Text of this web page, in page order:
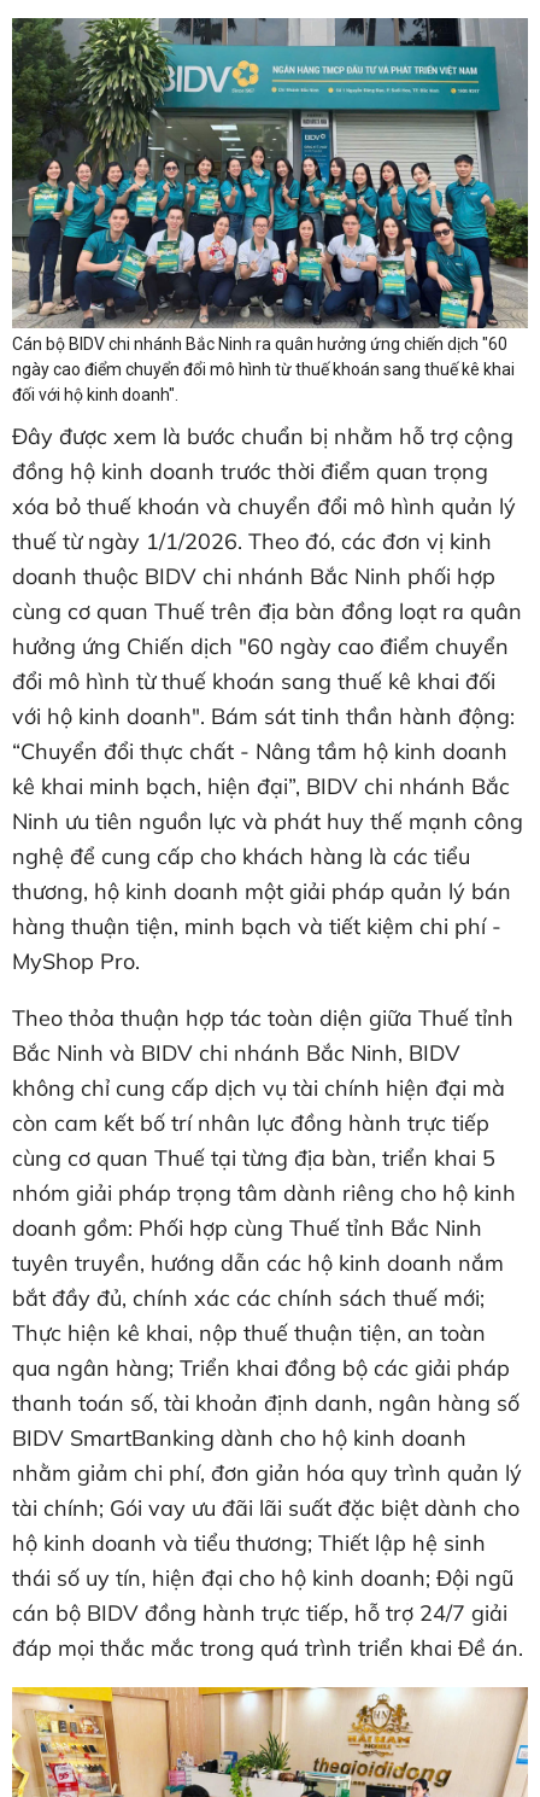
Cán bộ BIDV chi nhánh Bắc Ninh ra quân hưởng ứng chiến dịch "60
ngày cao điểm chuyển đổi mô hình từ thuế khoán sang thuế kê khai
đối với hộ kinh doanh".
Đây được xem là bước chuẩn bị nhằm hỗ trợ cộng
đồng hộ kinh doanh trước thời điểm quan trọng
xóa bỏ thuế khoán và chuyển đổi mô hình quản lý
thuế từ ngày 1/1/2026. Theo đó, các đơn vị kinh
doanh thuộc BIDV chi nhánh Bắc Ninh phối hợp
cùng cơ quan Thuế trên địa bàn đồng loạt ra quân
hưởng ứng Chiến dịch "60 ngày cao điểm chuyển
đổi mô hình từ thuế khoán sang thuế kê khai đối
với hộ kinh doanh". Bám sát tinh thần hành động:
“Chuyển đổi thực chất - Nâng tầm hộ kinh doanh
kê khai minh bạch, hiện đại”, BIDV chi nhánh Bắc
Ninh ưu tiên nguồn lực và phát huy thế mạnh công
nghệ để cung cấp cho khách hàng là các tiểu
thương, hộ kinh doanh một giải pháp quản lý bán
hàng thuận tiện, minh bạch và tiết kiệm chi phí -
MyShop Pro.
Theo thỏa thuận hợp tác toàn diện giữa Thuế tỉnh
Bắc Ninh và BIDV chi nhánh Bắc Ninh, BIDV
không chỉ cung cấp dịch vụ tài chính hiện đại mà
còn cam kết bố trí nhân lực đồng hành trực tiếp
cùng cơ quan Thuế tại từng địa bàn, triển khai 5
nhóm giải pháp trọng tâm dành riêng cho hộ kinh
doanh gồm: Phối hợp cùng Thuế tỉnh Bắc Ninh
tuyên truyền, hướng dẫn các hộ kinh doanh nắm
bắt đầy đủ, chính xác các chính sách thuế mới;
Thực hiện kê khai, nộp thuế thuận tiện, an toàn
qua ngân hàng; Triển khai đồng bộ các giải pháp
thanh toán số, tài khoản định danh, ngân hàng số
BIDV SmartBanking dành cho hộ kinh doanh
nhằm giảm chi phí, đơn giản hóa quy trình quản lý
tài chính; Gói vay ưu đãi lãi suất đặc biệt dành cho
hộ kinh doanh và tiểu thương; Thiết lập hệ sinh
thái số uy tín, hiện đại cho hộ kinh doanh; Đội ngũ
cán bộ BIDV đồng hành trực tiếp, hỗ trợ 24/7 giải
đáp mọi thắc mắc trong quá trình triển khai Đề án.